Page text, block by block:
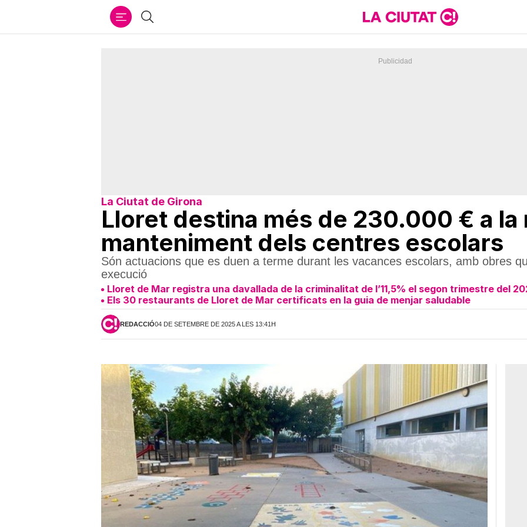
Cercar
La Ciutat de Girona
Lloret destina més de 230.000 € a la
manteniment dels centres escolars
Són actuacions que es duen a terme durant les vacances escolars, amb obres
execució
Lloret de Mar registra una davallada de la criminalitat de l’11,5% el segon trimestre del
Els 30 restaurants de Lloret de Mar certificats en la guia de menjar saludable
REDACCIÓ04 DE SETEMBRE DE 2025 A LES 13:41H